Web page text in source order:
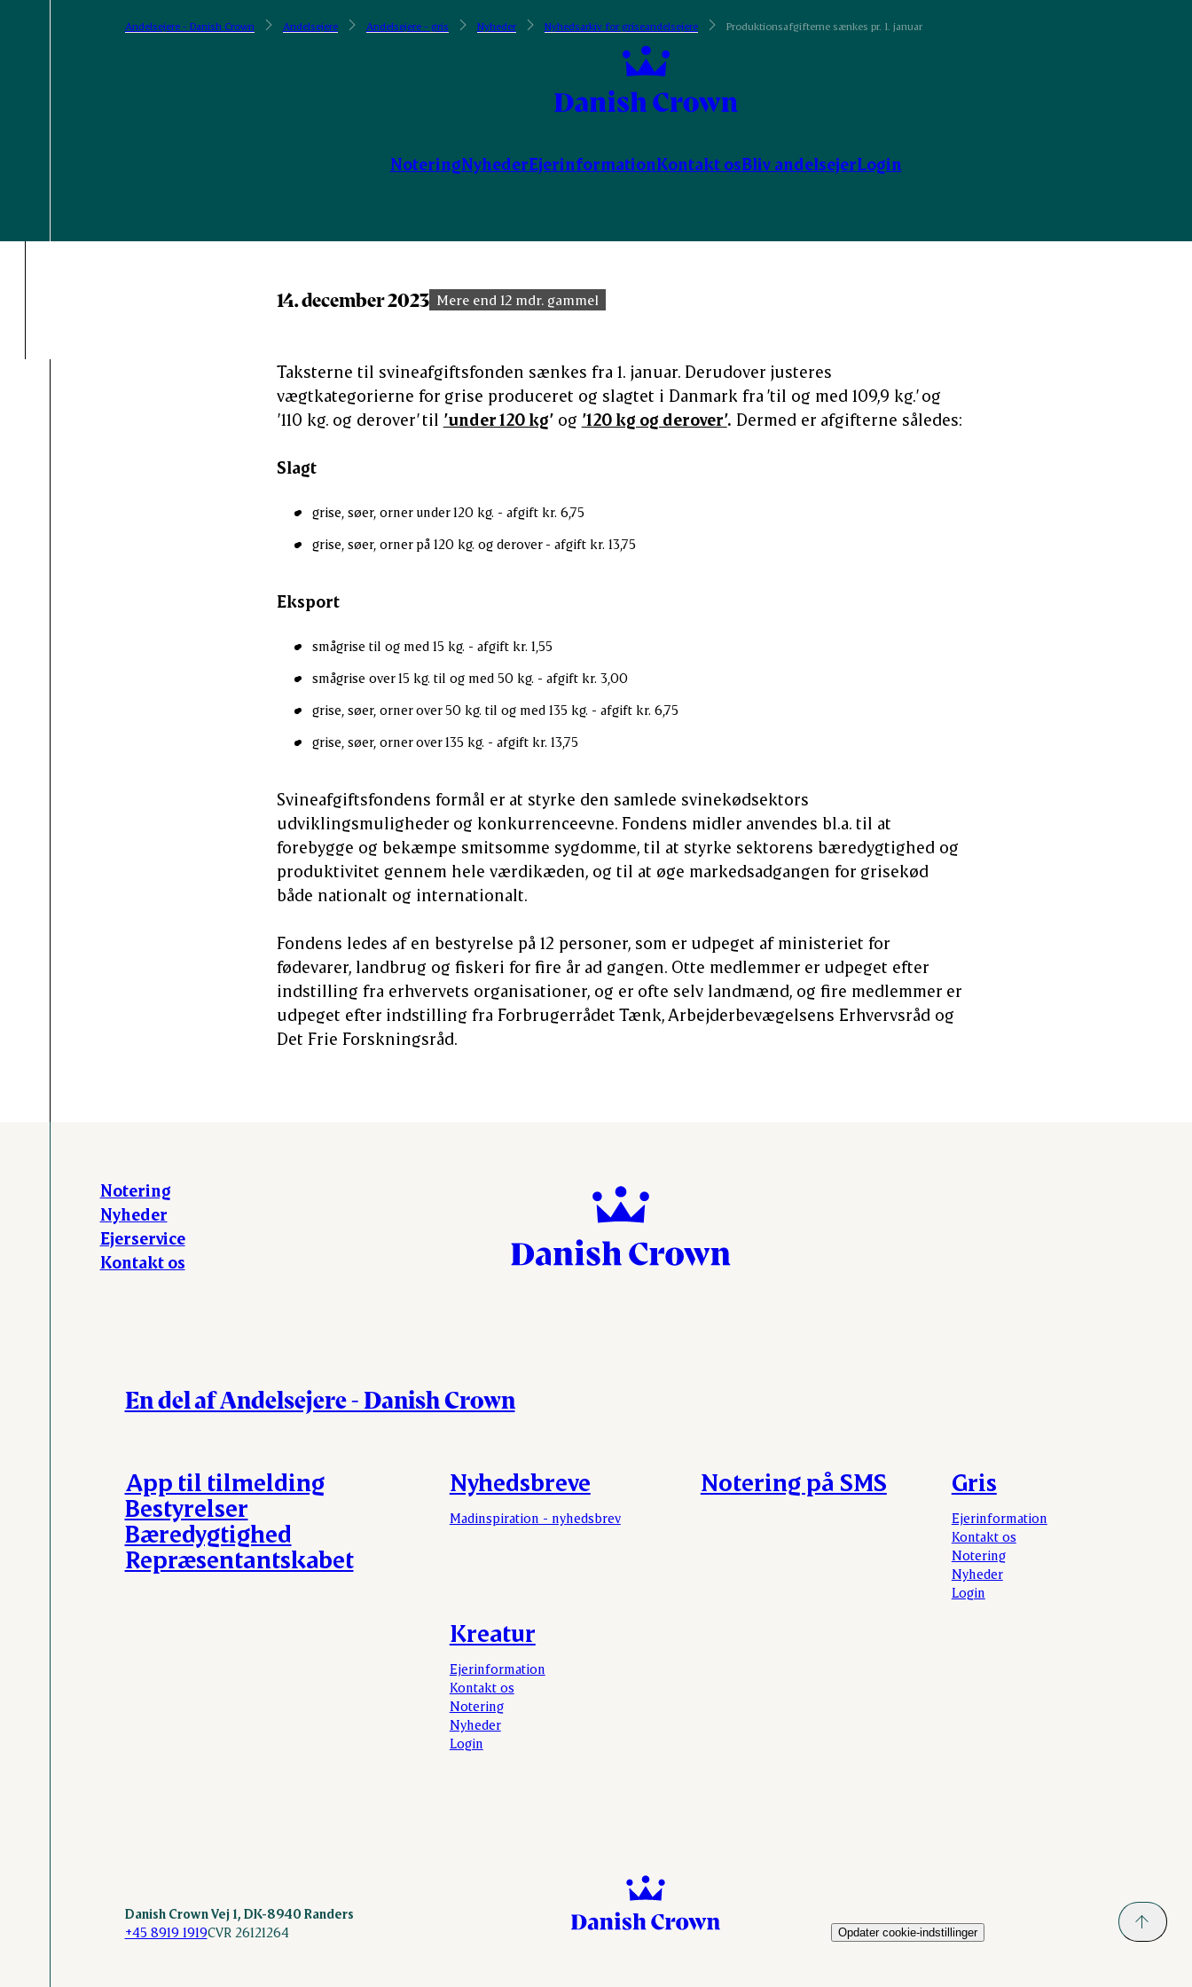
Andelsejere - Danish Crown Andelsejere Andelsejere - gris Nyheder Nyhedsarkiv for griseandelsejere Produktionsafgifterne sænkes pr. 1. januar
NoteringNyhederEjerinformationKontakt osBliv andelsejerLogin
14. december 2023 Mere end 12 mdr. gammel
Taksterne til svineafgiftsfonden sænkes fra 1. januar. Derudover justeres
vægtkategorierne for grise produceret og slagtet i Danmark fra ’til og med 109,9 kg.’ og
’110 kg. og derover’ til ’under 120 kg’og ’120 kg og derover’. Dermed er afgifterne således:
Slagt
grise, søer, orner under 120 kg. - afgift kr. 6,75
grise, søer, orner på 120 kg. og derover - afgift kr. 13,75
Eksport
smågrise til og med 15 kg. - afgift kr. 1,55
smågrise over 15 kg. til og med 50 kg. - afgift kr. 3,00
grise, søer, orner over 50 kg. til og med 135 kg. - afgift kr. 6,75
grise, søer, orner over 135 kg. - afgift kr. 13,75
Svineafgiftsfondens formål er at styrke den samlede svinekødsektors
udviklingsmuligheder og konkurrenceevne. Fondens midler anvendes bl.a. til at
forebygge og bekæmpe smitsomme sygdomme, til at styrke sektorens bæredygtighed og
produktivitet gennem hele værdikæden, og til at øge markedsadgangen for grisekød
både nationalt og internationalt.
Fondens ledes af en bestyrelse på 12 personer, som er udpeget af ministeriet for
fødevarer, landbrug og fiskeri for fire år ad gangen. Otte medlemmer er udpeget efter
indstilling fra erhvervets organisationer, og er ofte selv landmænd, og fire medlemmer er
udpeget efter indstilling fra Forbrugerrådet Tænk, Arbejderbevægelsens Erhvervsråd og
Det Frie Forskningsråd.
Notering
Nyheder
Ejerservice
Kontakt os
En del af Andelsejere - Danish Crown
Nyhedsbreve
Madinspiration - nyhedsbrev
Notering på SMS Gris
Ejerinformation
Kontakt os
Notering
Nyheder
Login
Kreatur
Ejerinformation
Kontakt os
Notering
Nyheder
Login
App til tilmelding
Bestyrelser
Bæredygtighed
Repræsentantskabet
Danish Crown Vej 1, DK-8940 Randers
+45 8919 1919CVR 26121264 Opdater cookie-indstillinger